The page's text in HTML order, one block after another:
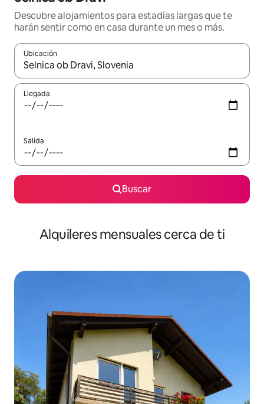
Descubre alojamientos para estadías largas que te
harán sentir como en casa durante un mes o más.
Ubicación
Cuando los resultados estén disponibles, navega con las
Llegada
Salida
Buscar
Alquileres mensuales cerca de ti